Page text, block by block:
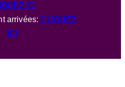
ICI
arrivées:CLIQUEZ
ICI